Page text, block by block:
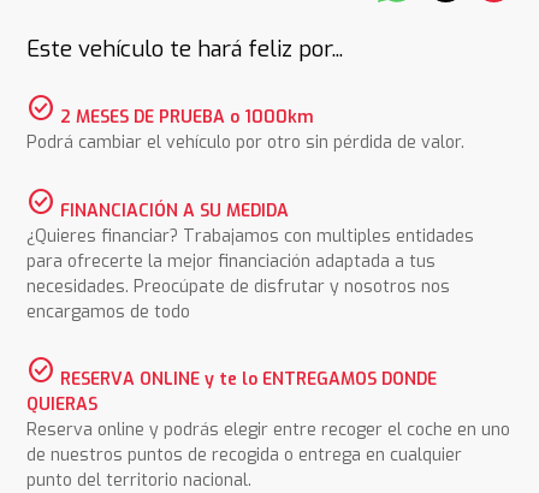
Este vehículo te hará feliz por...
check_circle 2 MESES DE PRUEBA o 1000km
Podrá cambiar el vehículo por otro sin pérdida de valor.
check_circle FINANCIACIÓN A SU MEDIDA
¿Quieres financiar? Trabajamos con multiples entidades
para ofrecerte la mejor financiación adaptada a tus
necesidades. Preocúpate de disfrutar y nosotros nos
encargamos de todo
check_circle RESERVA ONLINE y te lo ENTREGAMOS DONDE
QUIERAS
Reserva online y podrás elegir entre recoger el coche en uno
de nuestros puntos de recogida o entrega en cualquier
punto del territorio nacional.